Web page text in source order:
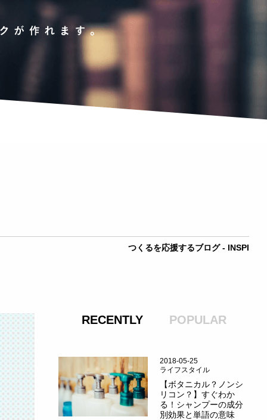
つくるを応援するブログ - INSPI
RECENTLY POPULAR
2018-05-25
ライフスタイル
【ボタニカル？ノンシ
リコン？】すぐわか
る！シャンプーの成分
別効果と単語の意味